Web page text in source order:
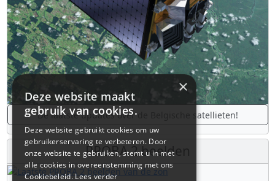
De laatste updates over de Belgische satellieten!
PROBA 2 beelden
×
Deze website maakt
gebruik van cookies.
Deze website gebruikt cookies om uw
gebruikerservaring te verbeteren. Door
onze website te gebruiken, stemt u in met
alle cookies in overeenstemming met ons
Cookiebeleid.Lees verder